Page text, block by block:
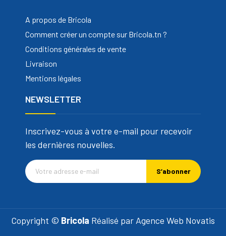
A propos de Bricola
Comment créer un compte sur Bricola.tn ?
Conditions générales de vente
Livraison
Mentions légales
NEWSLETTER
Inscrivez-vous à votre e-mail pour recevoir
les dernières nouvelles.
S’abonner
Copyright © Bricola Réalisé par Agence Web Novatis